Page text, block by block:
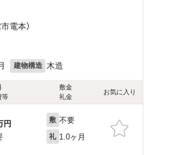
電本）
建物構造 木造
等
敷金
礼金
お気に入り
円
敷 不要
礼 1.0ヶ月